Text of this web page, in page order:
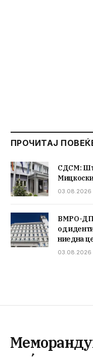
ПРОЧИТАЈ
СДСМ:
03.08.2026
ВМРО-
од
ниедна
03.08.2026